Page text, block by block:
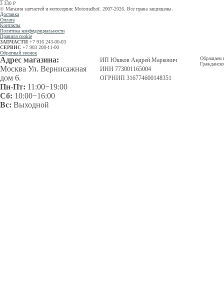
3 330 Р
© Магазин запчастей и мотосервис Motorradhof. 2007-2026. Все права защищены.
Доставка
Оплата
Контакты
Политика конфиденциальности
Правила cookie
ЗАПЧАСТИ +7 916 243-00-03
СЕРВИС +7 903 208-11-00
Обратный звонок
Адрес магазина:
Москва Ул. Вернисажная
дом 6.
Пн-Пт: 11:00−19:00
Сб: 10:00−16:00
Вс: Выходной
ИП Юшков Андрей Маркович
ИНН 773001165004
ОГРНИП 316774600148351
Обращаем